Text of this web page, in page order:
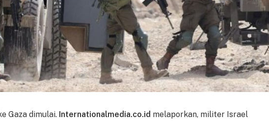
Gaza dimulai. Internationalmedia.co.id melaporkan, militer Israel